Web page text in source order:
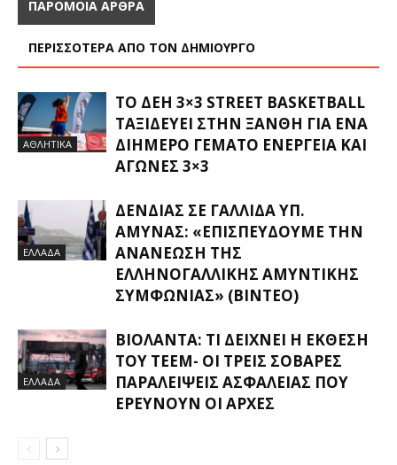
ΠΑΡΟΜΟΙΑ ΑΡΘΡΑ
ΠΕΡΙΣΣΟΤΕΡΑ ΑΠΟ ΤΟΝ ΔΗΜΙΟΥΡΓΟ
ΑΘΛΗΤΙΚΑ
ΤΟ ΔΕΗ 3×3 STREET BASKETBALL
ΤΑΞΙΔΕΎΕΙ ΣΤΗΝ ΞΆΝΘΗ ΓΙΑ ΈΝΑ
ΔΙΉΜΕΡΟ ΓΕΜΆΤΟ ΕΝΈΡΓΕΙΑ ΚΑΙ
ΑΓΏΝΕΣ 3×3
ΕΛΛΑΔΑ
ΔΈΝΔΙΑΣ ΣΕ ΓΑΛΛΊΔΑ ΥΠ.
ΆΜΥΝΑΣ: «ΕΠΙΣΠΕΎΔΟΥΜΕ ΤΗΝ
ΑΝΑΝΈΩΣΗ ΤΗΣ
ΕΛΛΗΝΟΓΑΛΛΙΚΉΣ ΑΜΥΝΤΙΚΉΣ
ΣΥΜΦΩΝΊΑΣ» (ΒΊΝΤΕΟ)
ΕΛΛΑΔΑ
ΒΙΟΛΆΝΤΑ: ΤΙ ΔΕΊΧΝΕΙ Η ΈΚΘΕΣΗ
ΤΟΥ ΤΕΕΜ- ΟΙ ΤΡΕΙΣ ΣΟΒΑΡΈΣ
ΠΑΡΑΛΕΊΨΕΙΣ ΑΣΦΑΛΕΊΑΣ ΠΟΥ
ΕΡΕΥΝΟΎΝ ΟΙ ΑΡΧΈΣ